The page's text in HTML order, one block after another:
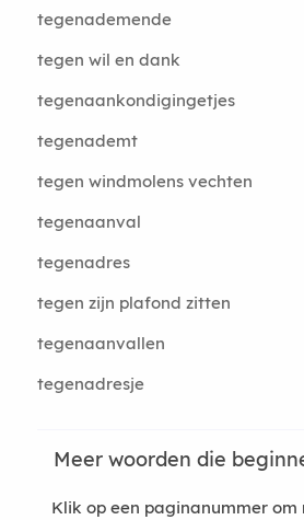
tegenademende
tegen wil en dank
tegenaankondigingetjes
tegenademt
tegen windmolens vechten
tegenaanval
tegenadres
tegen zijn plafond zitten
tegenaanvallen
tegenadresje
Meer woorden die
Klik op een paginanummer